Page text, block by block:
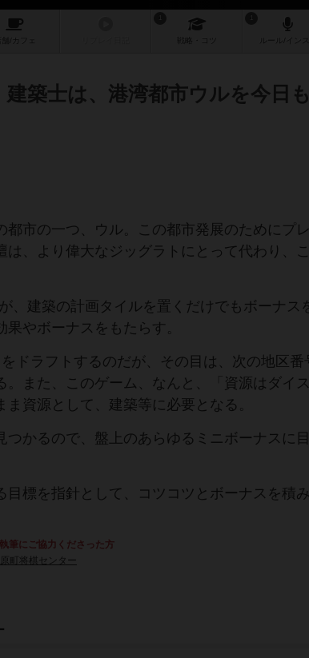
舗/ カフェ 戦略
築士は、港湾都市ウルを今日
市の一つ、ウル。この都市発展のためにプ
、より偉大なジッグラトにとって代わり、
、建築の計画タイルを置くだけでもボーナス
やボーナスをもたらす。
ドラフトするのだが、その目は、次の地区番
また、このゲーム、なんと、「資源はダイス
資源として、建築等に必要となる。
かるので、盤上のあらゆるミニボーナスに
標を指針として、コツコツとボーナスを積
執筆にご協力くださった方
町将棋センター